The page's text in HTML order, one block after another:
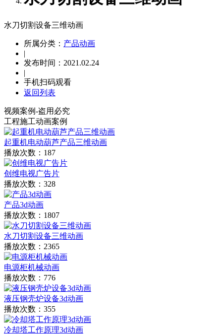
水刀切割设备三维动画
所属分类： 产品动画
|
发布时间：2021.02.24
|
手机扫码观看
返回列表
视频案例-盗用必究
工程施工动画案例
起重机电动葫芦产品三维动画
播放次数：187
创维电视广告片
播放次数：328
产品3d动画
播放次数：1807
水刀切割设备三维动画
播放次数：2365
电源柜机械动画
播放次数：776
液压钢壳炉设备3d动画
播放次数：355
冷却塔工作原理3d动画